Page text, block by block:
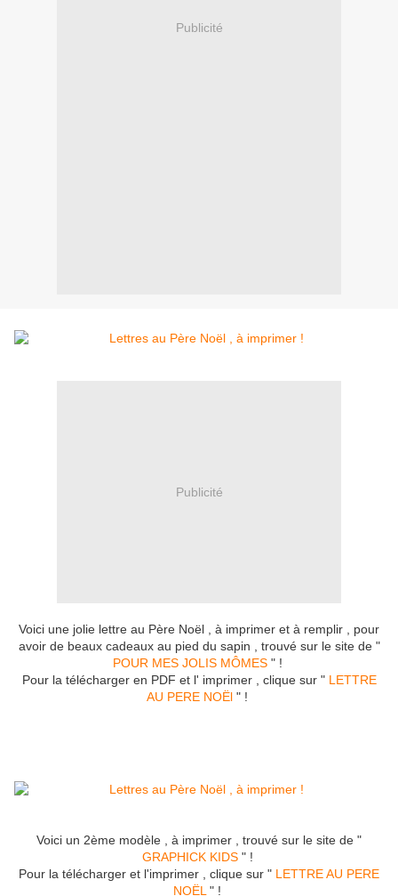
Publicité
Publicité
Voici une jolie lettre au Père Noël , à imprimer et à remplir , pour
avoir de beaux cadeaux au pied du sapin , trouvé sur le site de "
POUR MES JOLIS MÔMES" !
Pour la télécharger en PDF et l' imprimer , clique sur " LETTRE
AU PERE NOËl " !
Voici un 2ème modèle , à imprimer , trouvé sur le site de "
GRAPHICK KIDS" !
Pour la télécharger et l'imprimer , clique sur " LETTRE AU PERE
NOËL " !